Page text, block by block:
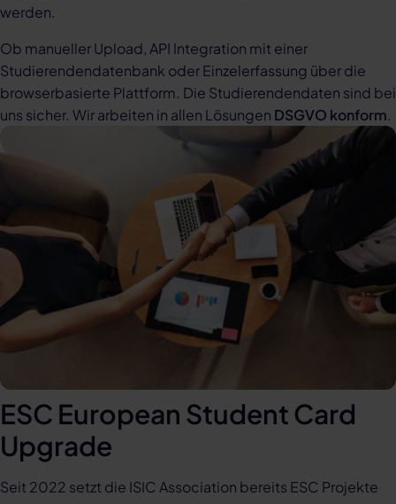
werden.
Ob manueller Upload, API Integration mit einer
Studierendendatenbank oder Einzelerfassung über die
browserbasierte Plattform. Die Studierendendaten sind bei
uns sicher. Wir arbeiten in allen Lösungen DSGVO konform.
ESC European Student Card
Upgrade
Seit 2022 setzt die ISIC Association bereits ESC Projekte